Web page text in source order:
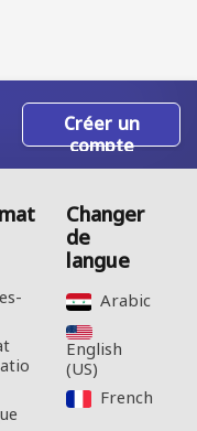
Créer un
compte
Changer
de
langue
Arabic‎
English
(US)‎
French‎